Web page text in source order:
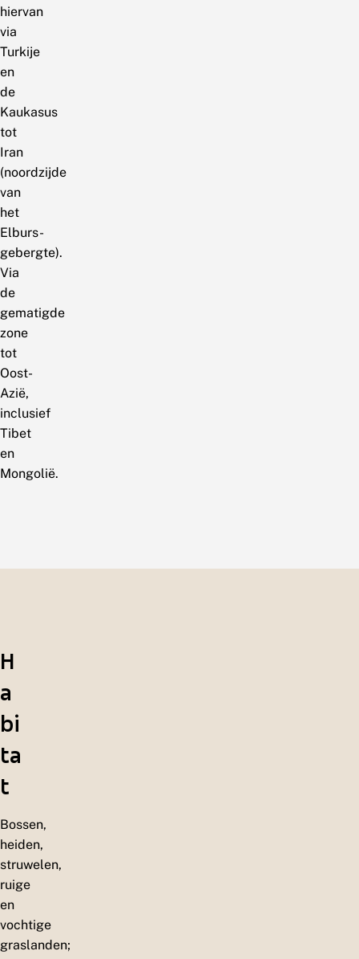
hiervan
via
Turkije
en
de
Kaukasus
tot
Iran
(noordzijde
van
het
Elburs-
gebergte).
Via
de
gematigde
zone
tot
Oost-
Azië,
inclusief
Tibet
en
Mongolië.
H
a
bi
ta
t
Bossen,
heiden,
struwelen,
ruige
en
vochtige
graslanden;